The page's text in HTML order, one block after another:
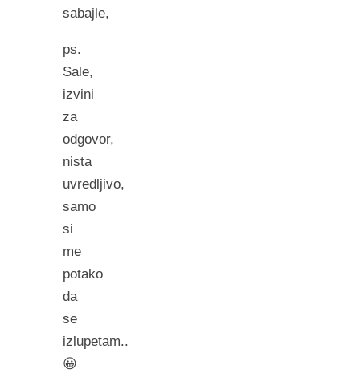
sabajle,
ps.
Sale,
izvini
za
odgovor,
nista
uvredljivo,
samo
si
me
potako
da
se
izlupetam..
😀